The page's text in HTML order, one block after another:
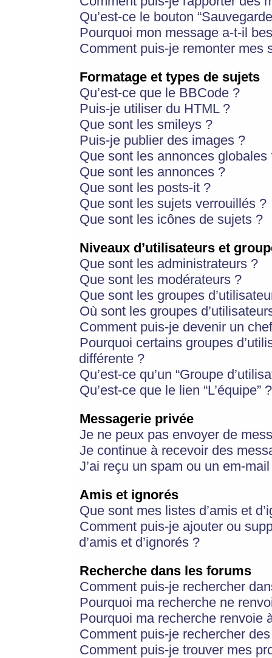
Qu’est-ce le bouton
Pourquoi mon message a-t-il
Comment puis-je remonter mes
Formatage et types de sujets
Qu’est-ce que le BBCode ?
Puis-je utiliser du HTML ?
Que sont les smileys ?
Puis-je publier des images ?
Que sont les annonces globales
Que sont les annonces ?
Que sont les posts-it ?
Que sont les sujets verrouillés ?
Que sont les icônes de sujets ?
Niveaux d’utilisateurs et
Que sont les administrateurs ?
Que sont les modérateurs ?
Que sont les groupes
Où sont les groupes
Comment puis-je devenir un
Pourquoi certains groupes
différente ?
Qu’est-ce qu’un “Groupe
Qu’est-ce que le lien “L’équipe” ?
Messagerie privée
Je ne peux pas envoyer de
Je continue à recevoir des
J’ai reçu un spam ou un em-
Amis et ignorés
Que sont mes listes d’amis et
Comment puis-je ajouter ou
d’amis et d’ignorés ?
Recherche dans les forums
Comment puis-je rechercher
Pourquoi ma recherche ne
Pourquoi ma recherche renvoie
Comment puis-je rechercher
Comment puis-je trouver mes